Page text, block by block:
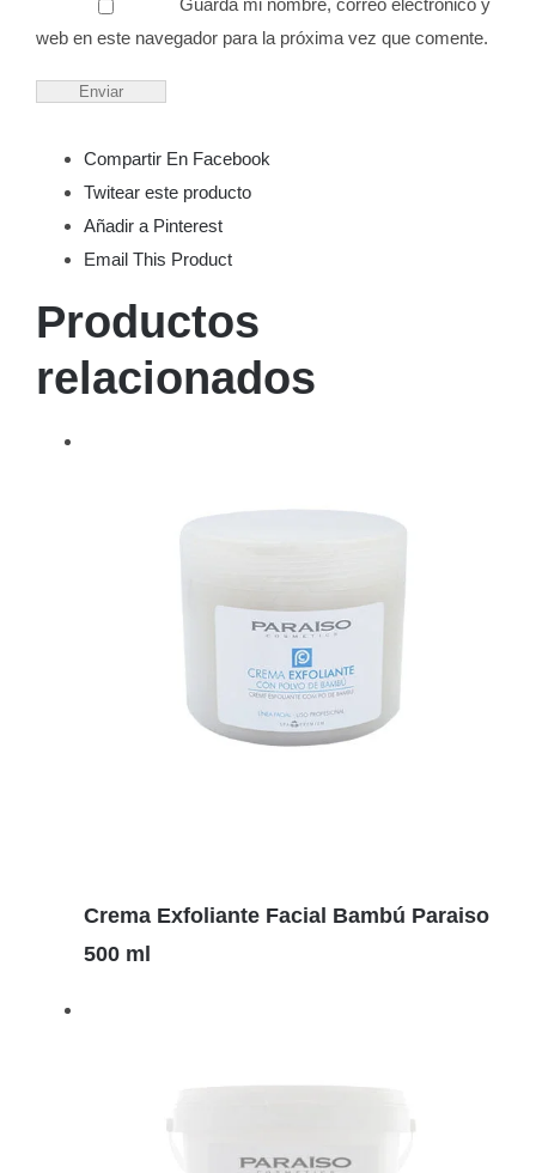
Guarda mi nombre, correo electrónico y
web en este navegador para la próxima vez que comente.
Compartir En Facebook
Twitear este producto
Añadir a Pinterest
Email This Product
Productos
relacionados
Crema Exfoliante Facial Bambú Paraiso
500 ml